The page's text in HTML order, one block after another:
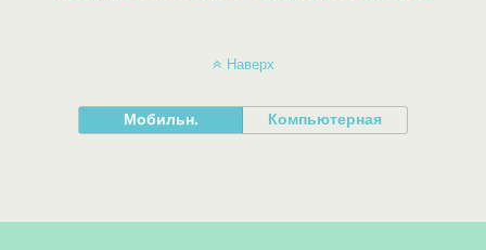
Наверх
Мобильн. Компьютерная